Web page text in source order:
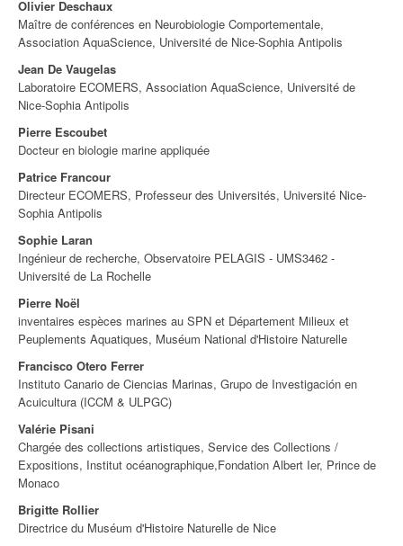
Olivier Deschaux
Maître de conférences en Neurobiologie Comportementale,
Association AquaScience, Université de Nice-Sophia Antipolis
Jean De Vaugelas
Laboratoire ECOMERS, Association AquaScience, Université de
Nice-Sophia Antipolis
Pierre Escoubet
Docteur en biologie marine appliquée
Patrice Francour
Directeur ECOMERS, Professeur des Universités, Université Nice-
Sophia Antipolis
Sophie Laran
Ingénieur de recherche, Observatoire PELAGIS - UMS3462 -
Université de La Rochelle
Pierre Noël
inventaires espèces marines au SPN et Département Milieux et
Peuplements Aquatiques, Muséum National d'Histoire Naturelle
Francisco Otero Ferrer
Instituto Canario de Ciencias Marinas, Grupo de Investigación en
Acuicultura (ICCM & ULPGC)
Valérie Pisani
Chargée des collections artistiques, Service des Collections /
Expositions, Institut océanographique,Fondation Albert Ier, Prince de
Monaco
Brigitte Rollier
Directrice du Muséum d'Histoire Naturelle de Nice